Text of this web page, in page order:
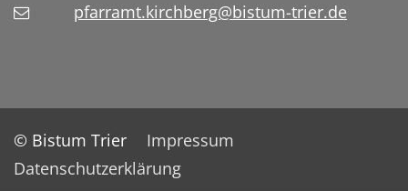
pfarramt.kirchberg@bistum-trier.de
© Bistum Trier
Impressum
Datenschutzerklärung